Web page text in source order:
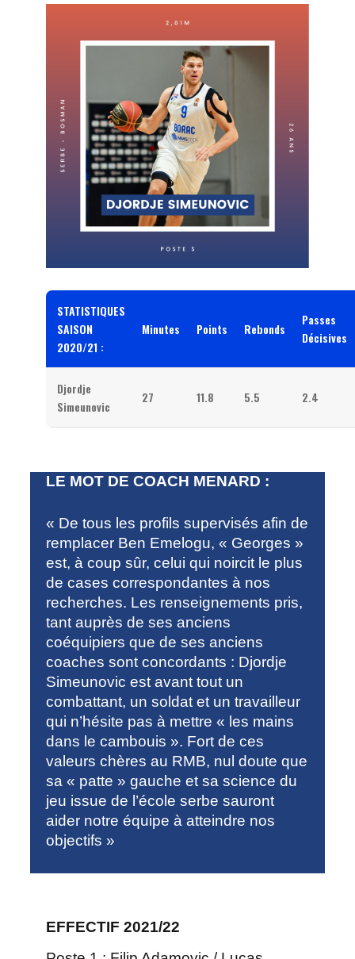
STATISTIQUES
SAISON
2020/21 :
Minutes Points Rebonds
Passes
Décisives
Djordje
Simeunovic
27 11.8 5.5 2.4
LE MOT DE COACH MENARD :
« De tous les profils supervisés afin de
remplacer Ben Emelogu, « Georges »
est, à coup sûr, celui qui noircit le plus
de cases correspondantes à nos
recherches. Les renseignements pris,
tant auprès de ses anciens
coéquipiers que de ses anciens
coaches sont concordants : Djordje
Simeunovic est avant tout un
combattant, un soldat et un travailleur
qui n’hésite pas à mettre « les mains
dans le cambouis ». Fort de ces
valeurs chères au RMB, nul doute que
sa « patte » gauche et sa science du
jeu issue de l’école serbe sauront
aider notre équipe à atteindre nos
objectifs »
EFFECTIF 2021/22